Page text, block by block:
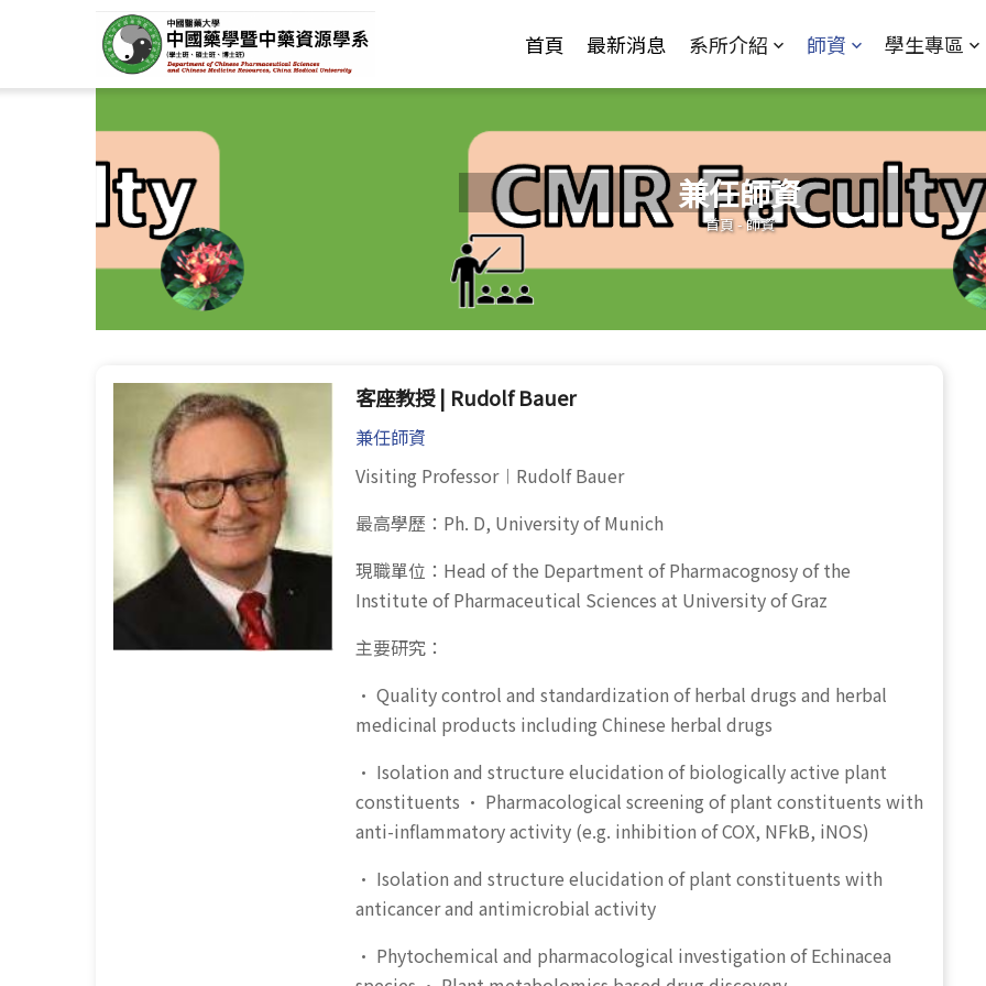
首頁 最新消息 系所介紹 師資 學生專區
兼任師資
您在這裡
首頁-師資
客座教授 | Rudolf Bauer
兼任師資
Visiting Professor︱Rudolf Bauer
最高學歷：Ph. D, University of Munich
現職單位：Head of the Department of Pharmacognosy of the
Institute of Pharmaceutical Sciences at University of Graz
主要研究：
• Quality control and standardization of herbal drugs and herbal
medicinal products including Chinese herbal drugs
• Isolation and structure elucidation of biologically active plant
constituents • Pharmacological screening of plant constituents with
anti-inflammatory activity (e.g. inhibition of COX, NFkB, iNOS)
• Isolation and structure elucidation of plant constituents with
anticancer and antimicrobial activity
• Phytochemical and pharmacological investigation of Echinacea